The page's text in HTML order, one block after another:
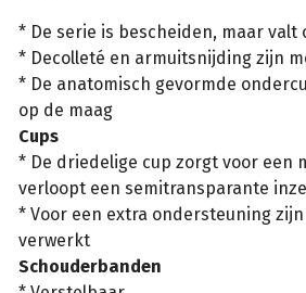
* De serie is bescheiden, maar
* Decolleté en armuitsnijding zijn
* De anatomisch gevormde
op de maag
Cups
* De driedelige cup zorgt voor een
verloopt een semitransparante
* Voor een extra ondersteuning
verwerkt
Schouderbanden